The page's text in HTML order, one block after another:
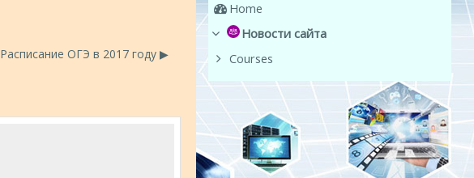
Расписание ОГЭ в 2017 году ▶︎
Home
Новости сайта
Courses